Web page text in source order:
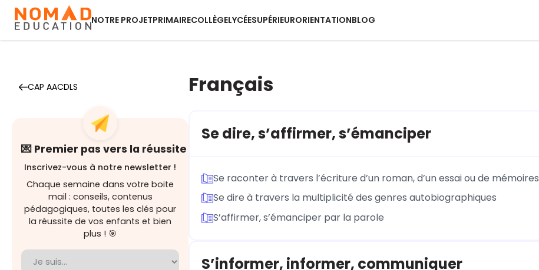
NOTRE PROJETPRIMAIRECOLLÈGELYCÉESUPÉRIEURORIENTATIONBLOG
CAP AACDLS
💌 Premier pas vers la réussite
Inscrivez-vous à notre newsletter !
Chaque semaine dans votre boite
mail : conseils, contenus
pédagogiques, toutes les clés pour
la réussite de vos enfants et bien
plus ! 🎯
Français
Se dire, s’affirmer, s’émanciper
Se raconter à travers l’écriture d’un roman, d’un essai ou de mémoires
Se dire à travers la multiplicité des genres autobiographiques
S’affirmer, s’émanciper par la parole
S’informer, informer, communiquer